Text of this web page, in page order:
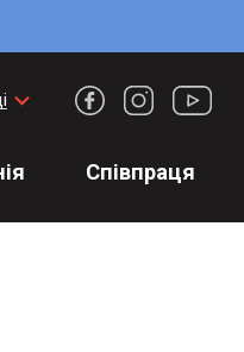
keyboard_arrow_down
Співпраця